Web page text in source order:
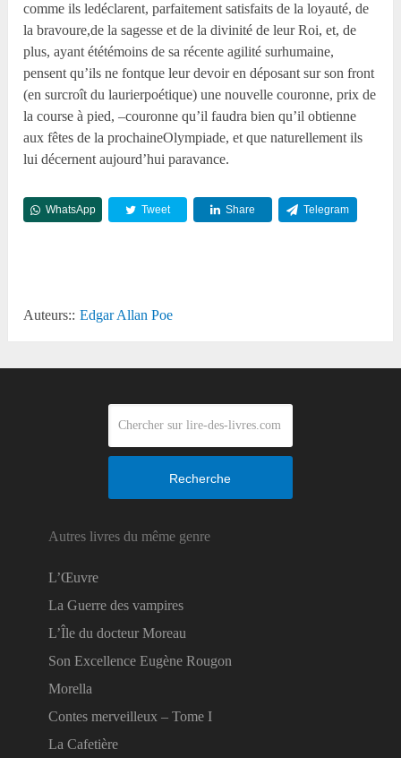
comme ils ledéclarent, parfaitement satisfaits de la loyauté, de
la bravoure,de la sagesse et de la divinité de leur Roi, et, de
plus, ayant ététémoins de sa récente agilité surhumaine,
pensent qu’ils ne fontque leur devoir en déposant sur son front
(en surcroît du laurierpoétique) une nouvelle couronne, prix de
la course à pied, –couronne qu’il faudra bien qu’il obtienne
aux fêtes de la prochaineOlympiade, et que naturellement ils
lui décernent aujourd’hui paravance.
WhatsApp Tweet Share Telegram
Auteurs:: Edgar Allan Poe
Recherche
Autres livres du même genre
L’Œuvre
La Guerre des vampires
L’Île du docteur Moreau
Son Excellence Eugène Rougon
Morella
Contes merveilleux – Tome I
La Cafetière